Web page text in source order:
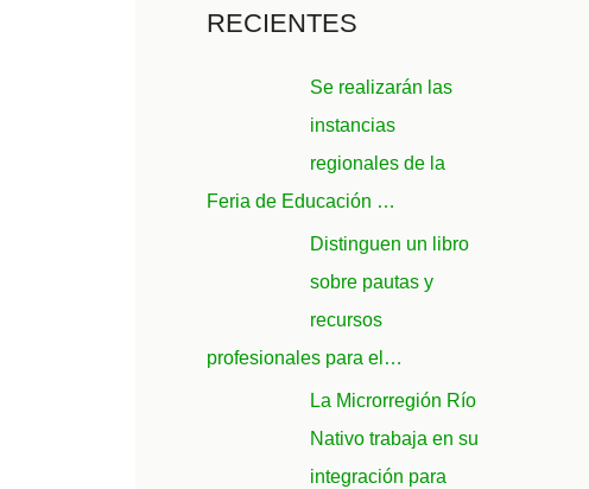
RECIENTES
Se realizarán las
instancias
regionales de la
Feria de Educación …
Distinguen un libro
sobre pautas y
recursos
profesionales para el…
La Microrregión Río
Nativo trabaja en su
integración para